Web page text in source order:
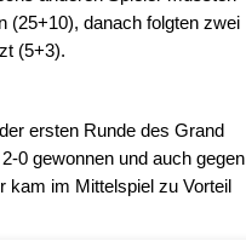
(25+10), danach folgten zwei
(5+3).
ersten Runde des Grand
0 gewonnen und auch gegen
kam im Mittelspiel zu Vorteil